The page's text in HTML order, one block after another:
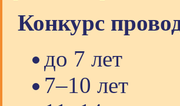
Конкурс
до 7 лет
7–10 лет